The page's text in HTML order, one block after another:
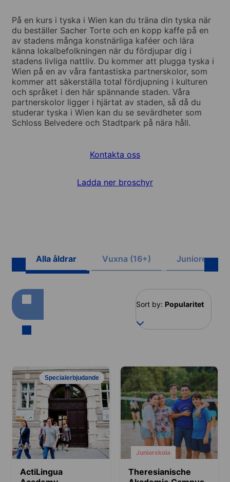
På en kurs i tyska i Wien kan du träna din tyska när
du beställer Sacher Torte och en kopp kaffe på en
av stadens många konstnärliga kaféer och lära
känna lokalbefolkningen när du fördjupar dig i
stadens livliga nattliv. Du kommer att plugga tyska i
Wien på en av våra fantastiska partnerskolor, som
kommer att säkerställa total fördjupning i kulturen
och språket i den här spännande staden. Våra
partnerskolor ligger i hjärtat av staden, så då du
studerar tyska i Wien kan du se sevärdheter som
Schloss Belvedere och Stadtpark på nära håll.
Kontakta oss
Ladda ner broschyr
Alla åldrar Vuxna (16+) Juniorer (8-
Sort by: Popularitet
Specialerbjudande
ActiLingua
Juniorskola
Theresianische